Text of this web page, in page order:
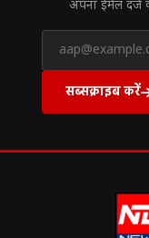
अपना ईमेल दर्ज
सब्सक्राइब करें